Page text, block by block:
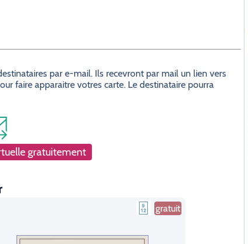
par e-mail. Ils recevront par mail un lien vers
faire apparaitre votres carte. Le destinataire pourra
gratuitement
gratuit